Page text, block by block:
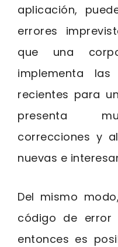
aplicación,
errores
que una
implementa las
recientes para
presenta
correcciones y
nuevas e
Del mismo
código de error
entonces es